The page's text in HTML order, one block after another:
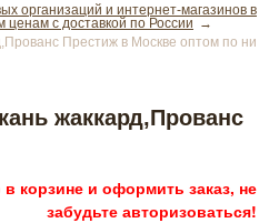
организаций и интернет-магазинов в
ценам с доставкой по России
Престиж в Москве оптом по ни
жаккард,Прованс
корзине и оформить заказ, не
забудьте авторизоваться!